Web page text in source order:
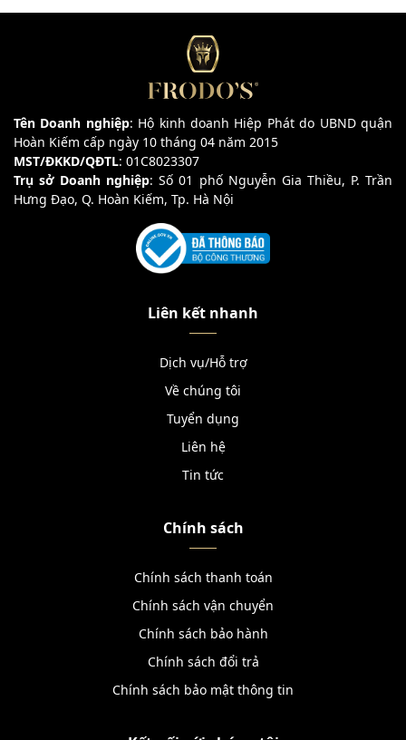
Tên Doanh nghiệp: Hộ kinh doanh Hiệp Phát do UBND quận
Hoàn Kiếm cấp ngày 10 tháng 04 năm 2015
MST/ĐKKD/QĐTL: 01C8023307
Trụ sở Doanh nghiệp: Số 01 phố Nguyễn Gia Thiều, P. Trần
Hưng Đạo, Q. Hoàn Kiếm, Tp. Hà Nội
Liên kết nhanh
Dịch vụ/Hỗ trợ
Về chúng tôi
Tuyển dụng
Liên hệ
Tin tức
Chính sách
Chính sách thanh toán
Chính sách vận chuyển
Chính sách bảo hành
Chính sách đổi trả
Chính sách bảo mật thông tin